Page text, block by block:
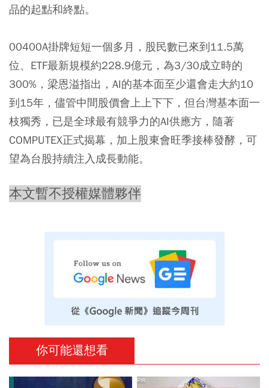
品的起點和終點。
00400A掛牌短短一個多月，股民數已來到11.5萬
位、ETF最新規模約228.9億元，為3/30成立時的
300%，梁恩溢指出，AI的基本面至少還會走大約10
到15年，儘管中間股價會上上下下，但台灣基本面一
枝獨秀，已是全球最有競爭力的AI供應方，隨著
COMPUTEX正式揭幕，加上股東會旺季接棒發酵，可
望為台股持續注入成長動能。
本文暫不授權媒體夥伴
你可能還想看
PR